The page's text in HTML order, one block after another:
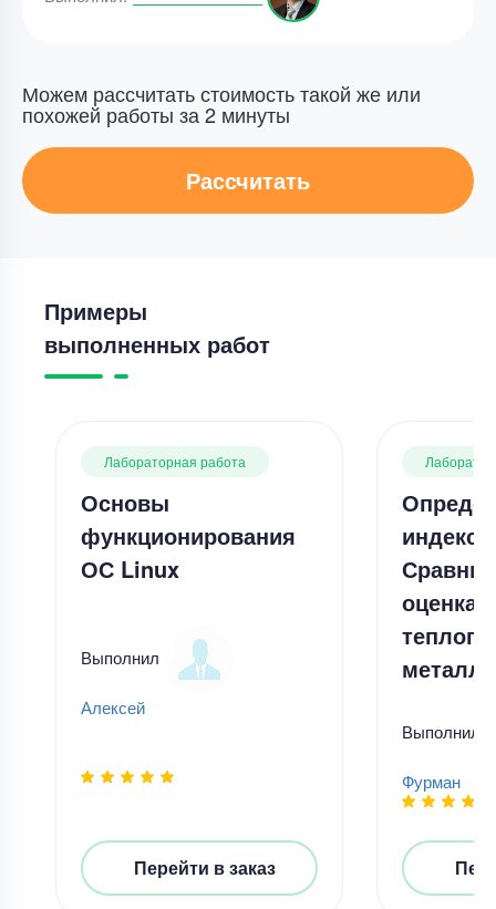
Можем рассчитать стоимость такой же или
похожей работы за 2 минуты
Рассчитать
Примеры
выполненных работ
Лабораторная работа
Основы
функционирования
ОС Linux
Выполнил
Алексей
Перейти в заказ
оценка
Выполнил
Фурман